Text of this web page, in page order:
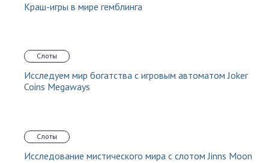
Краш-игры в мире гемблинга
Слоты
Исследуем мир богатства с игровым автоматом Joker
Coins Megaways
Слоты
Исследование мистического мира с слотом Jinns Moon